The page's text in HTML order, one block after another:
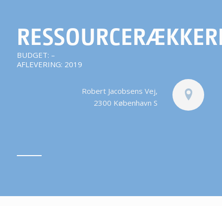
BUDGET: –
AFLEVERING: 2019
Robert Jacobsens Vej,
2300 København S